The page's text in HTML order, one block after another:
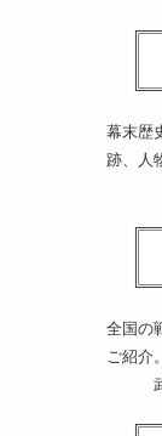
幕末歴
跡、人
全国の
ご紹介